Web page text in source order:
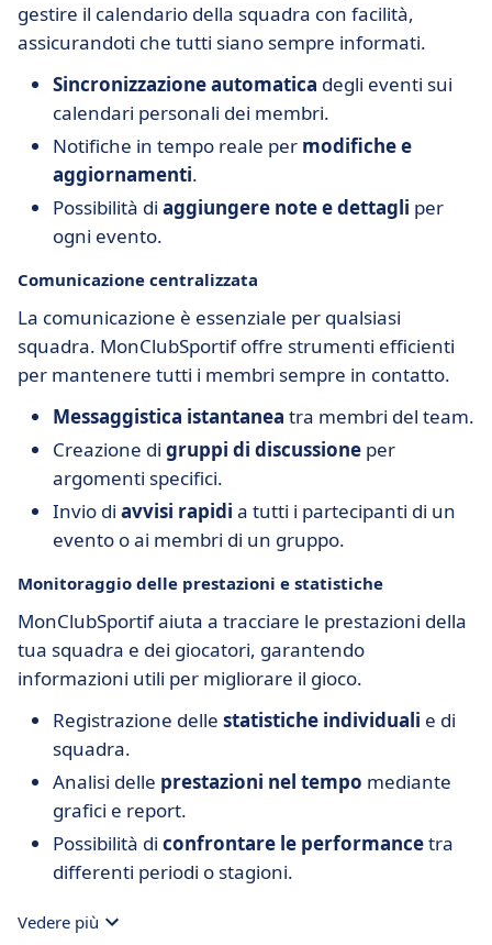
gestire il calendario della squadra con facilità,
assicurandoti che tutti siano sempre informati.
Sincronizzazione automatica degli eventi sui
calendari personali dei membri.
Notifiche in tempo reale per modifiche e
aggiornamenti.
Possibilità di aggiungere note e dettagli per
ogni evento.
Comunicazione centralizzata
La comunicazione è essenziale per qualsiasi
squadra. MonClubSportif offre strumenti efficienti
per mantenere tutti i membri sempre in contatto.
Messaggistica istantanea tra membri del team.
Creazione di gruppi di discussione per
argomenti specifici.
Invio di avvisi rapidi a tutti i partecipanti di un
evento o ai membri di un gruppo.
Monitoraggio delle prestazioni e statistiche
MonClubSportif aiuta a tracciare le prestazioni della
tua squadra e dei giocatori, garantendo
informazioni utili per migliorare il gioco.
Registrazione delle statistiche individuali e di
squadra.
Analisi delle prestazioni nel tempo mediante
grafici e report.
Possibilità di confrontare le performancetra
differenti periodi o stagioni.
Vedere più